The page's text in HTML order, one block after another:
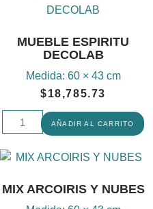
MUEBLE ESPIRITU
DECOLAB
Medida: 60 × 43 cm
$18,785.73
AÑADIR AL CARRITO
MIX ARCOIRIS Y NUBES